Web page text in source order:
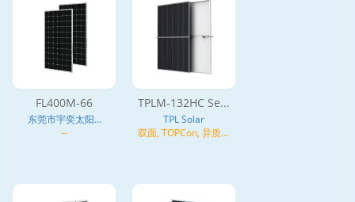
FL400M-66
东莞市宇奕太阳...
--
TPLM-132HC Se...
TPL Solar
双面, TOPCon, 异质结